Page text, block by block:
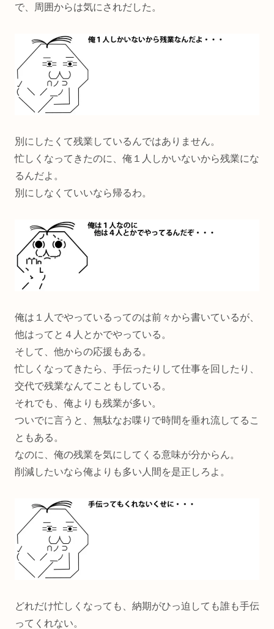
で、周囲からは気にされだした。
別にしたくて残業しているんではありません。
忙しくなってきたのに、俺１人しかいないから残業にな
るんだよ。
別にしなくていいなら帰るわ。
俺は１人でやっているってのは前々から書いているが、
他はってと４人とかでやっている。
そして、他からの応援もある。
忙しくなってきたら、手伝ったりして仕事を回したり、
交代で残業なんてこともしている。
それでも、俺よりも残業が多い。
ついでに言うと、無駄なお喋りで時間を垂れ流してるこ
ともある。
なのに、俺の残業を気にしてくる意味が分からん。
削減したいなら俺よりも多い人間を是正しろよ。
どれだけ忙しくなっても、納期がひっ迫しても誰も手伝
ってくれない。